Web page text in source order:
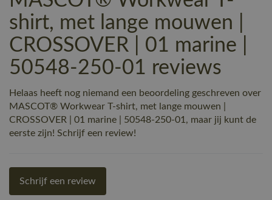
shirt, met lange mouwen |
CROSSOVER | 01 marine |
50548-250-01 reviews
Helaas heeft nog niemand een beoordeling geschreven over
MASCOT® Workwear T-shirt, met lange mouwen |
CROSSOVER | 01 marine | 50548-250-01, maar jij kunt de
eerste zijn! Schrijf een review!
Schrijf een review